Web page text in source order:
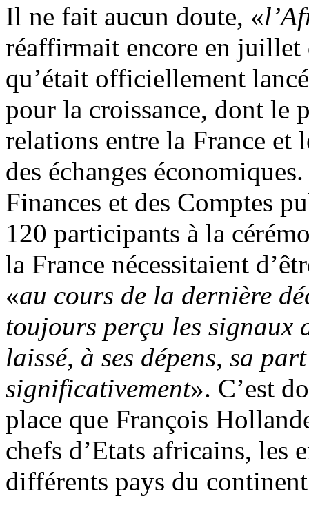
Il ne fait aucun doute, «
réaffirmait encore en
qu’était officiellement
pour la croissance, dont le
relations entre la France et
des échanges
Finances et des Comptes
120 participants à la
la France nécessitaient
«au cours de la dernière
toujours perçu les signaux
laissé, à ses dépens, sa
significativement». C’est
place que François
chefs d’Etats africains, les
différents pays du